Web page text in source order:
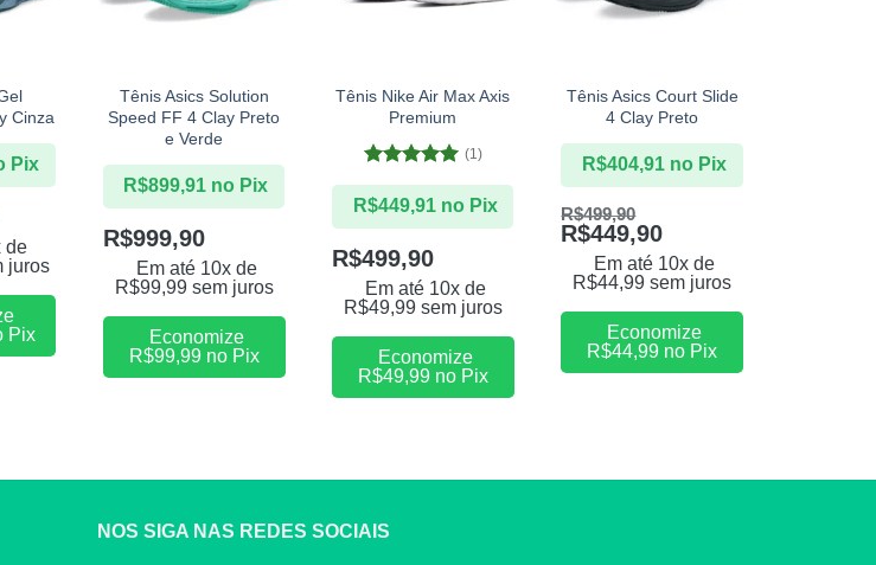
Cinza
de
juros
Pix
Pix
Tênis Asics Solution
Speed FF 4 Clay Preto
e Verde
R$999,90
Em até 10x de
R$99,99sem juros
R$899,91 no Pix
Economize
R$99,99no Pix
Tênis Nike Air Max Axis
Premium
Avaliação5
de 5
(1)
R$499,90
Em até 10x de
R$49,99sem juros
R$449,91 no Pix
Economize
R$49,99no Pix
Tênis Asics Court Slide
4 Clay Preto
R$499,90
R$449,90
Em até 10x de
R$44,99 sem juros
R$404,91 no Pix
Economize
R$44,99 no Pix
NOS SIGA NAS REDES SOCIAIS